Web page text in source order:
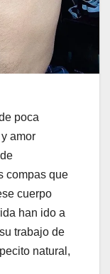
poca
amor
compas que
cuerpo
han ido a
trabajo de
natural,